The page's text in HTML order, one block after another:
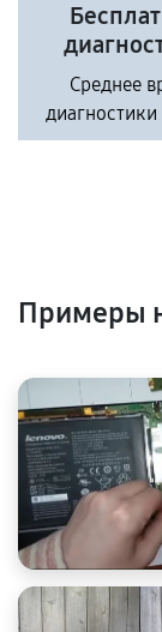
Среднее
Примеры